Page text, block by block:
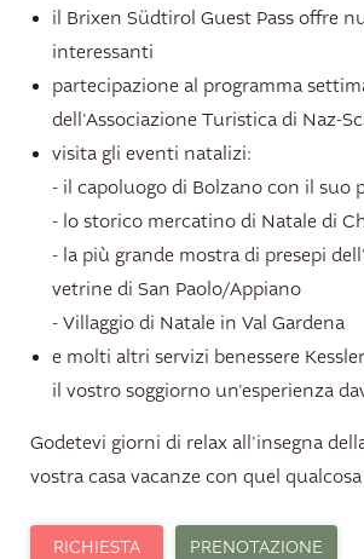
il Brixen Südtirol Guest Pass offre
interessanti
partecipazione al programma
dell'Associazione Turistica di Naz-
visita gli eventi natalizi:
- il capoluogo di Bolzano con il suo
- lo storico mercatino di Natale di
- la più grande mostra di presepi
vetrine di San Paolo/Appiano
- Villaggio di Natale in Val Gardena
e molti altri servizi benessere
il vostro soggiorno un'esperienza
Godetevi giorni di relax all'insegna
vostra casa vacanze con quel
RICHIESTA PRENOTAZIONE